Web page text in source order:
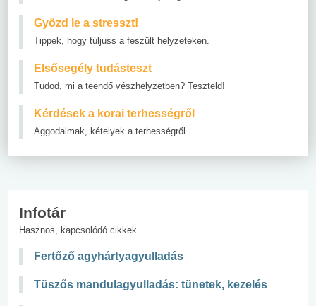
Győzd le a stresszt!
Tippek, hogy túljuss a feszült helyzeteken.
Elsősegély tudásteszt
Tudod, mi a teendő vészhelyzetben? Teszteld!
Kérdések a korai terhességről
Aggodalmak, kételyek a terhességről
Infotár
Hasznos, kapcsolódó cikkek
Fertőző agyhártyagyulladás
Tüszős mandulagyulladás: tünetek, kezelés